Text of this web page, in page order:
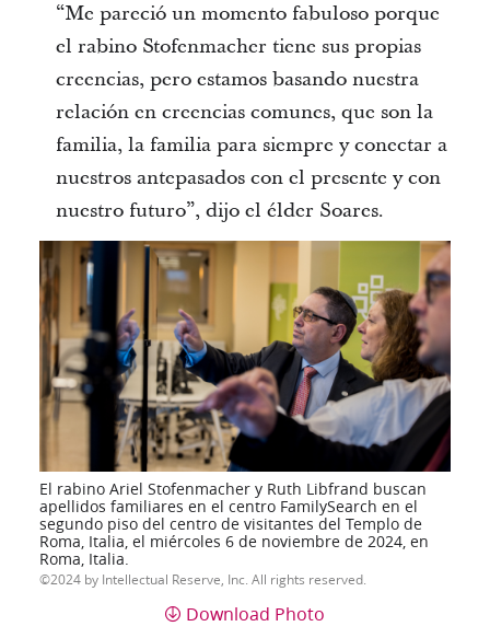
“Me pareció un momento fabuloso porque
el rabino Stofenmacher tiene sus propias
creencias, pero estamos basando nuestra
relación en creencias comunes, que son la
familia, la familia para siempre y conectar a
nuestros antepasados con el presente y con
nuestro futuro”, dijo el élder Soares.
El rabino Ariel Stofenmacher y Ruth Libfrand buscan
apellidos familiares en el centro FamilySearch en el
segundo piso del centro de visitantes del Templo de
Roma, Italia, el miércoles 6 de noviembre de 2024, en
Roma, Italia.
2024 by Intellectual Reserve, Inc. All rights reserved.
Download Photo